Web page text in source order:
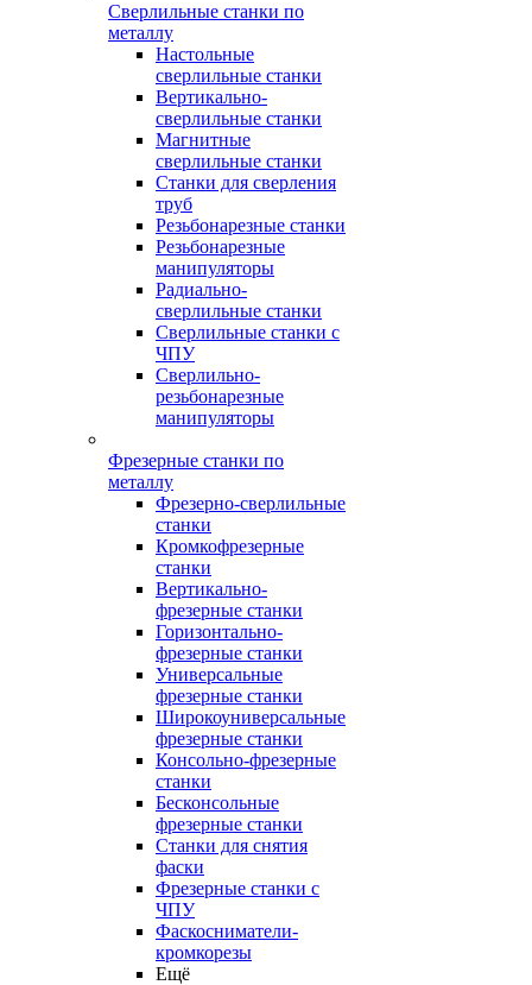
Сверлильные станки по
металлу
Настольные
сверлильные станки
Вертикально-
сверлильные станки
Магнитные
сверлильные станки
Станки для сверления
труб
Резьбонарезные станки
Резьбонарезные
манипуляторы
Радиально-
сверлильные станки
Сверлильные станки с
ЧПУ
Сверлильно-
резьбонарезные
манипуляторы
Фрезерные станки по
металлу
Фрезерно-сверлильные
станки
Кромкофрезерные
станки
Вертикально-
фрезерные станки
Горизонтально-
фрезерные станки
Универсальные
фрезерные станки
Широкоуниверсальные
фрезерные станки
Консольно-фрезерные
станки
Бесконсольные
фрезерные станки
Станки для снятия
фаски
Фрезерные станки с
ЧПУ
Фаскосниматели-
кромкорезы
Ещё